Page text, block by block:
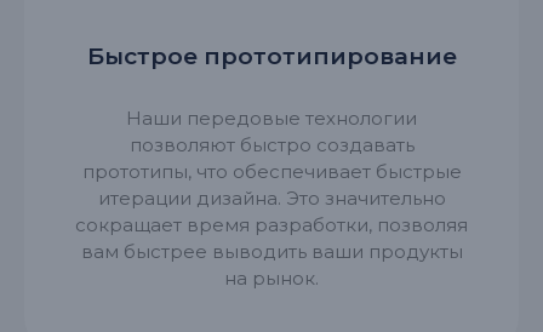
Быстрое прототипирование
Наши передовые технологии
позволяют быстро создавать
прототипы, что обеспечивает быстрые
итерации дизайна. Это значительно
сокращает время разработки, позволяя
вам быстрее выводить ваши продукты
на рынок.